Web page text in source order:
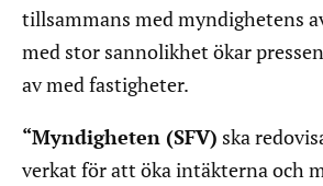
tillsammans med myndighetens
med stor sannolikhet ökar
av med fastigheter.
“Myndigheten (SFV) ska
verkat för att öka intäkterna och